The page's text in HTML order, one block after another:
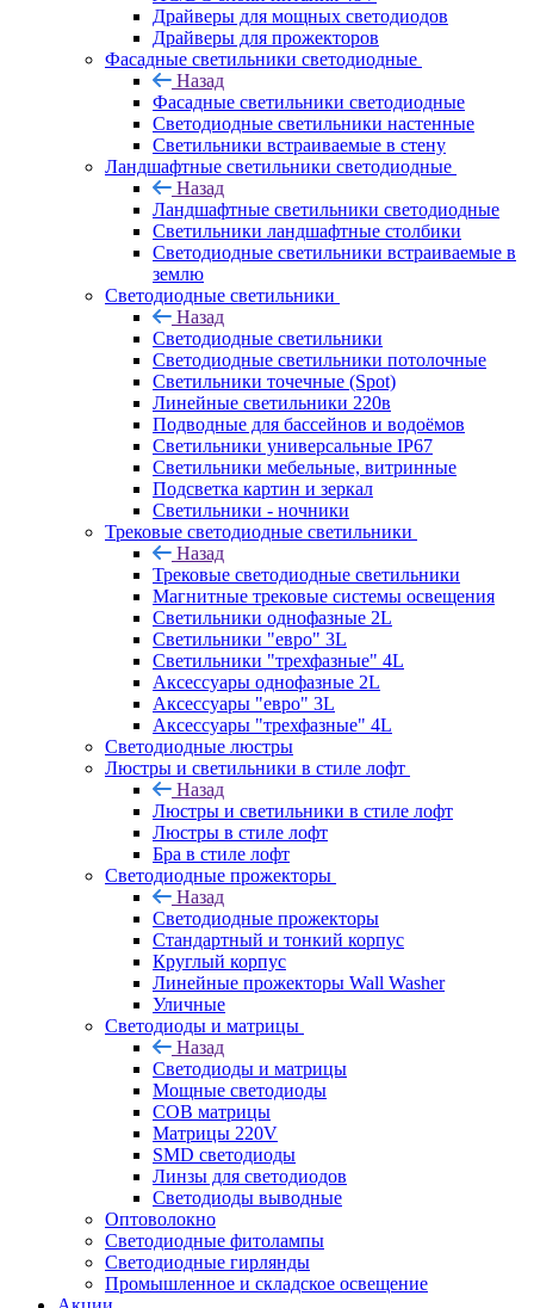
Драйверы для мощных светодиодов
Драйверы для прожекторов
Фасадные светильники светодиодные
Назад
Фасадные светильники светодиодные
Светодиодные светильники настенные
Светильники встраиваемые в стену
Ландшафтные светильники светодиодные
Назад
Ландшафтные светильники светодиодные
Светильники ландшафтные столбики
Светодиодные светильники встраиваемые в
землю
Светодиодные светильники
Назад
Светодиодные светильники
Светодиодные светильники потолочные
Светильники точечные (Spot)
Линейные светильники 220в
Подводные для бассейнов и водоёмов
Светильники универсальные IP67
Светильники мебельные, витринные
Подсветка картин и зеркал
Светильники - ночники
Трековые светодиодные светильники
Назад
Трековые светодиодные светильники
Магнитные трековые системы освещения
Светильники однофазные 2L
Светильники "евро" 3L
Светильники "трехфазные" 4L
Аксессуары однофазные 2L
Аксессуары "евро" 3L
Аксессуары "трехфазные" 4L
Светодиодные люстры
Люстры и светильники в стиле лофт
Назад
Люстры и светильники в стиле лофт
Люстры в стиле лофт
Бра в стиле лофт
Светодиодные прожекторы
Назад
Светодиодные прожекторы
Стандартный и тонкий корпус
Круглый корпус
Линейные прожекторы Wall Washer
Уличные
Светодиоды и матрицы
Назад
Светодиоды и матрицы
Мощные светодиоды
COB матрицы
Матрицы 220V
SMD светодиоды
Линзы для светодиодов
Светодиоды выводные
Оптоволокно
Светодиодные фитолампы
Светодиодные гирлянды
Промышленное и складское освещение